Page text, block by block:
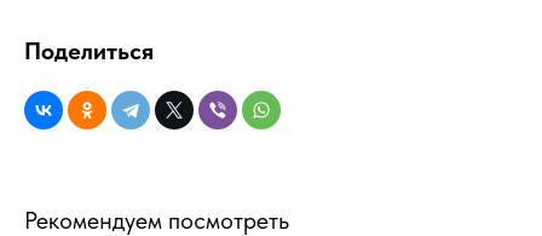
Поделиться
Рекомендуем посмотреть